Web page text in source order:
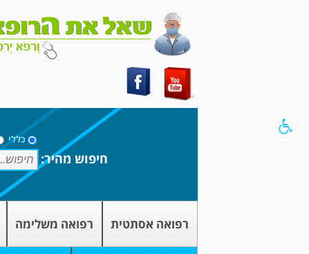
כללי
חיפוש מהיר:
רפואה אסתטית רפואה משלימה